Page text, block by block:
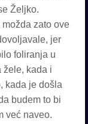
Željko.
zato ove
jer
foliranja u
žele, kada i
kada je došla
budem to bi
već naveo.